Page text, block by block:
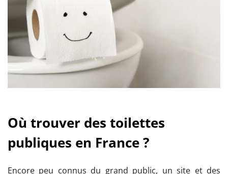
Où trouver des toilettes
publiques en France ?
Encore peu connus du grand public, un site et des